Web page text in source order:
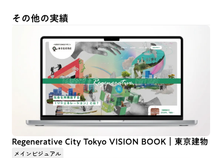
その他の実績
Regenerative City Tokyo VISION BOOK｜東京建物
メインビジュアル